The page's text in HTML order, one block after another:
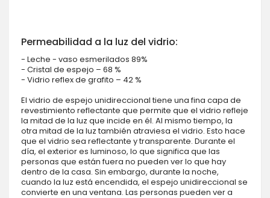
Permeabilidad a la luz del vidrio:
- Leche - vaso esmerilados 89%
- Cristal de espejo – 68 %
- Vidrio reflex de grafito – 42 %
El vidrio de espejo unidireccional tiene una fina capa de
revestimiento reflectante que permite que el vidrio refleje
la mitad de la luz que incide en él. Al mismo tiempo, la
otra mitad de la luz también atraviesa el vidrio. Esto hace
que el vidrio sea reflectante y transparente. Durante el
día, el exterior es luminoso, lo que significa que las
personas que están fuera no pueden ver lo que hay
dentro de la casa. Sin embargo, durante la noche,
cuando la luz está encendida, el espejo unidireccional se
convierte en una ventana. Las personas pueden ver a